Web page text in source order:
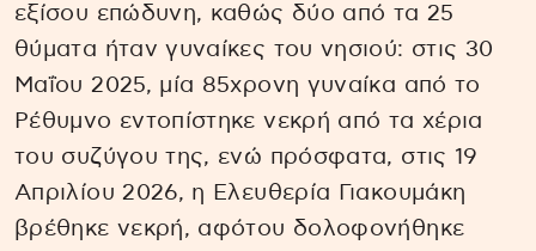
εξίσου επώδυνη, καθώς δύο από τα 25
θύματα ήταν γυναίκες του νησιού: στις 30
Μαΐου 2025, μία 85χρονη γυναίκα από το
Ρέθυμνο εντοπίστηκε νεκρή από τα χέρια
του συζύγου της, ενώ πρόσφατα, στις 19
Απριλίου 2026, η Ελευθερία Γιακουμάκη
βρέθηκε νεκρή, αφότου δολοφονήθηκε